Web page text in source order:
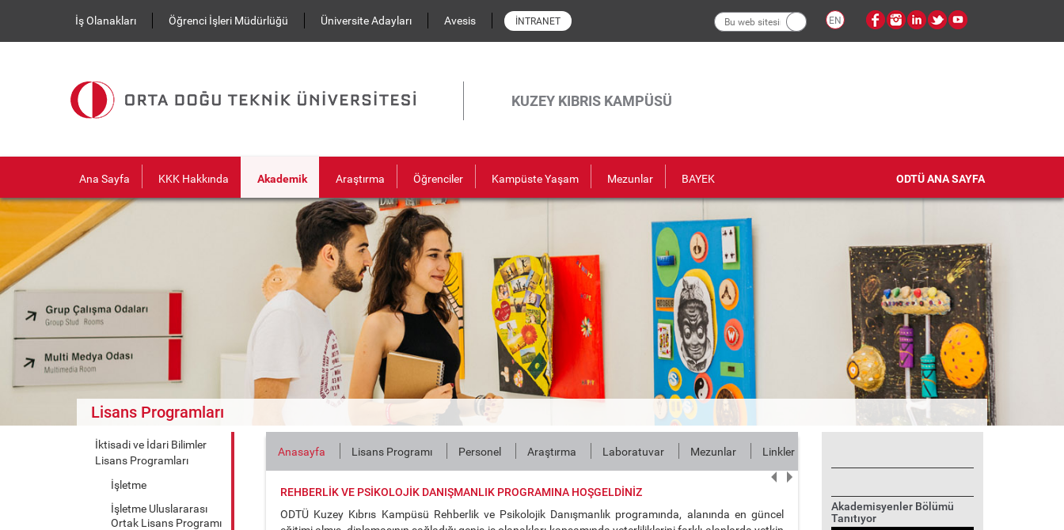
İş Olanakları
Öğrenci İşleri Müdürlüğü Üniversite Adayları Avesis İNTRANET
Arama
formu
EN
KUZEY KIBRIS KAMPÜSÜ
Ana Sayfa KKK Hakkında Akademik Araştırma Öğrenciler Kampüste Yaşam Mezunlar BAYEK ODTÜ ANA SAYFA
Lisans Programları
İktisadi ve İdari Bilimler
Lisans Programları
İşletme
İşletme Uluslararası
Ortak Lisans Programı
Anasayfa Lisans Programı Personel Araştırma Laboratuvar Mezunlar Linkler
REHBERLİK VE PSİKOLOJİK DANIŞMANLIK PROGRAMINA HOŞGELDİNİZ
ODTÜ Kuzey Kıbrıs Kampüsü Rehberlik ve Psikolojik Danışmanlık programında, alanında en güncel
Akademisyenler Bölümü
Tanıtıyor